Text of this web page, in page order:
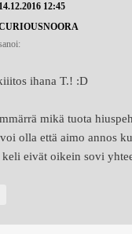
14.12.2016 12:45
ihana T.! :D
mikä tuota
olla että aimo annos
eivät oikein sovi